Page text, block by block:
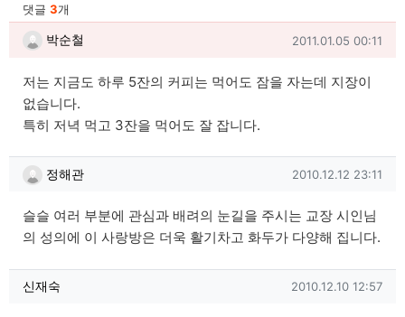
댓글 3개
박순철님의 댓글
박순철 작성일
2011.01.05 00:11
저는 지금도 하루 5잔의 커피는 먹어도 잠을 자는데 지장이
없습니다.
특히 저녁 먹고 3잔을 먹어도 잘 잡니다.
정해관님의 댓글
정해관 작성일
2010.12.12 23:11
슬슬 여러 부분에 관심과 배려의 눈길을 주시는 교장 시인님
의 성의에 이 사랑방은 더욱 활기차고 화두가 다양해 집니다.
신재숙님의 댓글
신재숙 작성일
2010.12.10 12:57